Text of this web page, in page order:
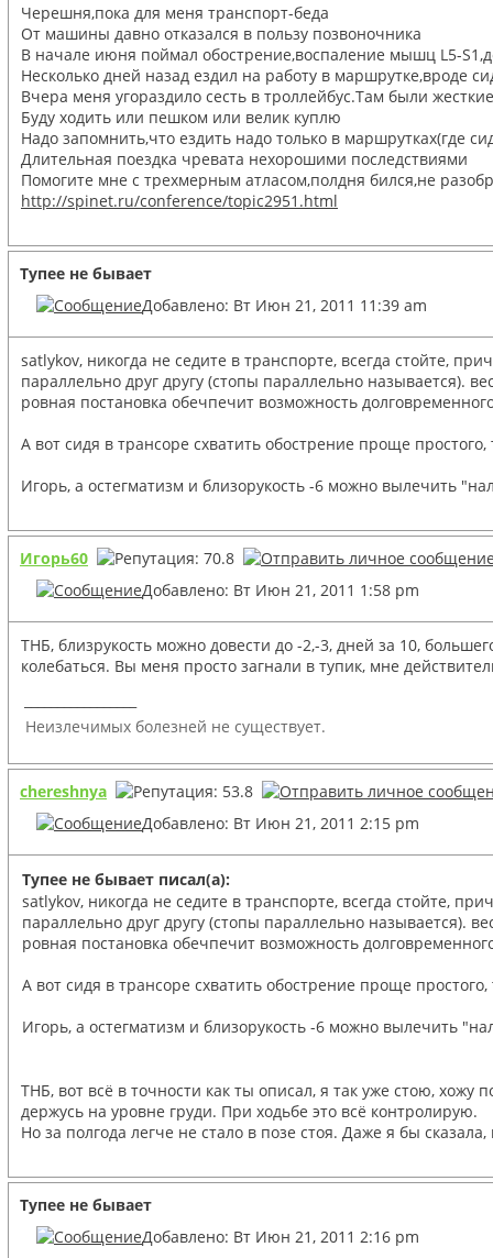
Черешня,пока для меня транспорт-беда
От машины давно отказался в пользу позвоночника
В начале июня поймал обострение,воспаление мышц L5-
Несколько дней назад ездил на работу в маршрутке,вроде
Вчера меня угораздило сесть в троллейбус.Там были
Буду ходить или пешком или велик куплю
Надо запомнить,что ездить надо только в маршрутках(где
Длительная поездка чревата нехорошими последствиями
Помогите мне с трехмерным атласом,полдня бился,не
http://spinet.ru/conference/topic2951.html
Тупее не бывает
Добавлено: Вт Июн 21, 2011 11:39 am
satlykov, никогда не седите в транспорте, всегда стойте,
параллельно друг другу (стопы параллельно называется).
ровная постановка обечпечит возможность
А вот сидя в трансоре схватить обострение проще
Игорь, а остегматизм и близорукость -6 можно вылечить
Игорь60
Добавлено: Вт Июн 21, 2011 1:58 pm
ТНБ, близрукость можно довести до -2,-3, дней за 10,
колебаться. Вы меня просто загнали в тупик, мне
Неизлечимых болезней не существует.
chereshnya
Добавлено: Вт Июн 21, 2011 2:15 pm
Тупее не бывает писал(а):
satlykov, никогда не седите в транспорте, всегда стойте,
параллельно друг другу (стопы параллельно называется).
ровная постановка обечпечит возможность
А вот сидя в трансоре схватить обострение проще
Игорь, а остегматизм и близорукость -6 можно вылечить
ТНБ, вот всё в точности как ты описал, я так уже стою,
держусь на уровне груди. При ходьбе это всё контролирую.
Но за полгода легче не стало в позе стоя. Даже я бы
Тупее не бывает
Добавлено: Вт Июн 21, 2011 2:16 pm